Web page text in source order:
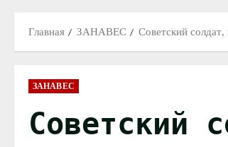
Главная ЗАНАВЕС Советский
ЗАНАВЕС
Советский